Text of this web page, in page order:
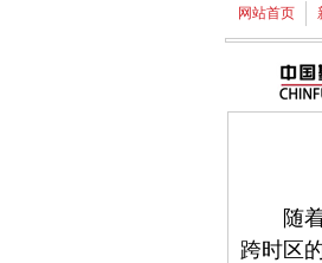
网站首页
随
跨时区